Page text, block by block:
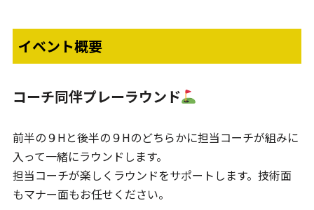
イベント概要
コーチ同伴プレーラウンド
前半の９Hと後半の９Hのどちらかに担当コーチが組みに
入って一緒にラウンドします。
担当コーチが楽しくラウンドをサポートします。技術面
もマナー面もお任せください。